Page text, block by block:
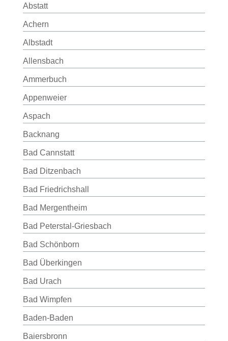
Abstatt
Achern
Albstadt
Allensbach
Ammerbuch
Appenweier
Aspach
Backnang
Bad Cannstatt
Bad Ditzenbach
Bad Friedrichshall
Bad Mergentheim
Bad Peterstal-Griesbach
Bad Schönborn
Bad Überkingen
Bad Urach
Bad Wimpfen
Baden-Baden
Baiersbronn